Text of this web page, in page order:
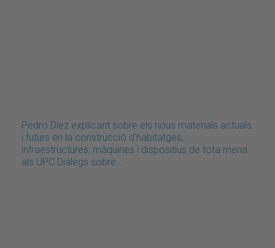
Pedro Díez explicant sobre els nous materials actuals
i futurs en la construcció d'habitatges,
infraestructures, màquines i dispositius de tota mena
als UPC Diàlegs sobre…